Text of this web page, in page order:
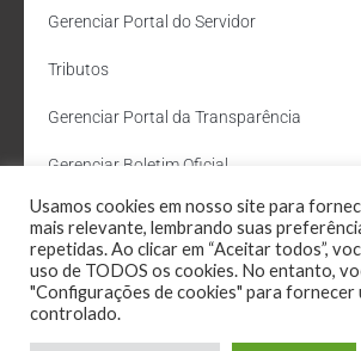
Gerenciar Portal do Servidor
Tributos
Gerenciar Portal da Transparência
Gerenciar Boletim Oficial
Departamento de Água e Esgoto
Administração Site
Webmail
Usamos cookies em nosso site para
mais relevante, lembrando suas
repetidas. Ao clicar em “Aceitar todos”,
uso de TODOS os cookies. No entanto,
"Configurações de cookies" para fornecer
controlado.